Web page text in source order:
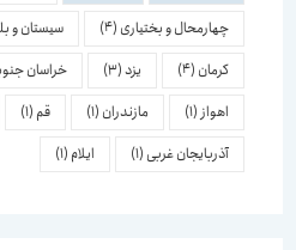
چهارمحال و بختیاری(4) سیستان و
کرمان(4)
(3) خراسان جنوبی(3)
اهواز(1) مازندران(1)
(1)
آذربایجان غربی(1) ایلام(1)